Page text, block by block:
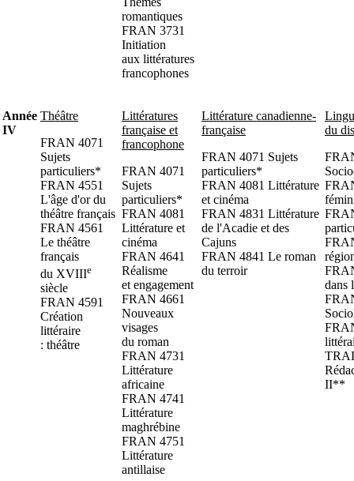
romantiques
FRAN 3731
Initiation
aux littératures
francophones
Année
IV
Théâtre
FRAN 4071
Sujets
particuliers*
FRAN 4551
L'âge d'or du
théâtre français
FRAN 4561
Le théâtre
français
du XVIIIe
siècle
FRAN 4591
Création
littéraire
: théâtre
Littératures
française et
francophone
FRAN 4071
Sujets
particuliers*
FRAN 4081
Littérature et
cinéma
FRAN 4641
Réalisme
et engagement
FRAN 4661
Nouveaux
visages
du roman
FRAN 4731
Littérature
africaine
FRAN 4741
Littérature
maghrébine
FRAN 4751
Littérature
antillaise
Littérature canadienne-
française
FRAN 4071 Sujets
particuliers*
FRAN 4081 Littérature
et cinéma
FRAN 4831 Littérature
de l'Acadie et des
Cajuns
FRAN 4841 Le roman
du terroir
du
dans
II**